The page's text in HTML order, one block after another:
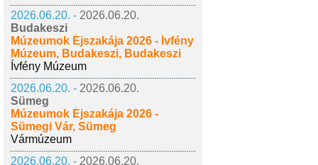
2026.06.20. - 2026.06.20.
Budakeszi
Múzeumok Éjszakája 2026 - Ívfény
Múzeum, Budakeszi, Budakeszi
Ívfény Múzeum
2026.06.20. - 2026.06.20.
Sümeg
Múzeumok Éjszakája 2026 -
Sümegi Vár, Sümeg
Vármúzeum
2026.06.20. - 2026.06.20.